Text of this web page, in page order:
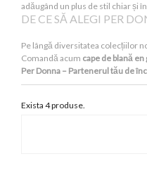
adăugând un plus de stil chiar și
DE CE SĂ ALEGI PER
Pe lângă diversitatea colecțiilor
Comandă acum cape de blană en
Per Donna – Partenerul tău de
Exista 4 produse.